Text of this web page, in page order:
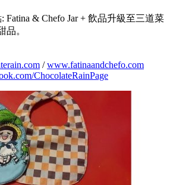
Fatina & Chefo Jar + 飲品升級至三道菜
品。
/www.fatinaandchefo.com
ChocolateRainPage